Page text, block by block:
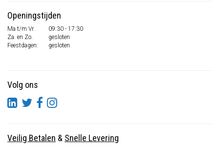
Openingstijden
Ma t/m Vr.
09:30 - 17:30
Za. en Zo.
gesloten
Feestdagen:
gesloten
Volg ons
Veilig Betalen & Snelle Levering